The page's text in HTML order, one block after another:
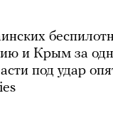
и Крым за
под удар